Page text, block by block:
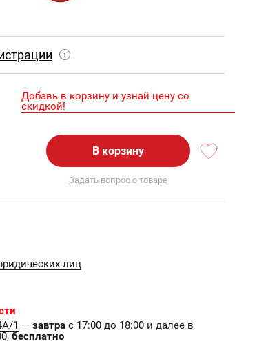
Добавь в корзину и узнай цену со
скидкой!
В корзину
Задать вопрос о товаре
лиц
1 — завтра с 17:00 до 18:00 и далее в
бесплатно